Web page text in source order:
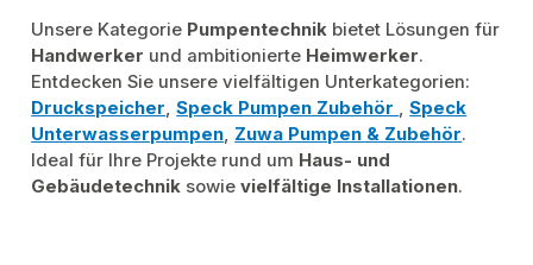
Unsere Kategorie Pumpentechnik bietet Lösungen für
Handwerker und ambitionierte Heimwerker.
Entdecken Sie unsere vielfältigen Unterkategorien:
Druckspeicher,Speck Pumpen Zubehör ,Speck
Unterwasserpumpen, Zuwa Pumpen & Zubehör.
Ideal für Ihre Projekte rund um Haus- und
Gebäudetechnik sowievielfältige Installationen.